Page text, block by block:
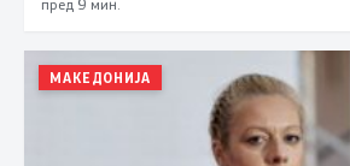
МАКЕДОНИЈА